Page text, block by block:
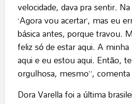
velocidade, dava pra sentir.
‘Agora vou acertar’, mas eu
básica antes, porque travou.
feliz só de estar aqui. A
aqui e eu estou aqui. Então,
orgulhosa, mesmo”, comenta
Dora Varella foi a última